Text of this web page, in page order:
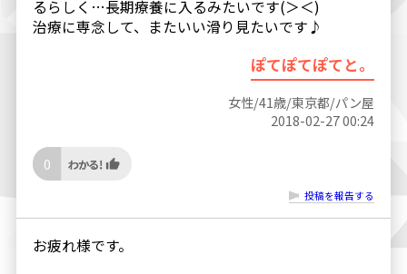
るらしく…長期療養に入るみたいです(＞＜)
治療に専念して、またいい滑り見たいです♪
ぽてぽてぽてと。
女性/41歳/東京都/パン屋
2018-02-27 00:24
0
投稿を報告する
お疲れ様です。